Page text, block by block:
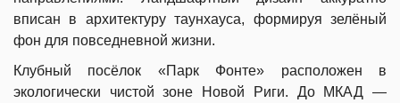
вписан в архитектуру таунхауса, формируя зелёный
фон для повседневной жизни.
Клубный посёлок «Парк Фонте» расположен в
экологически чистой зоне Новой Риги. До МКАД —